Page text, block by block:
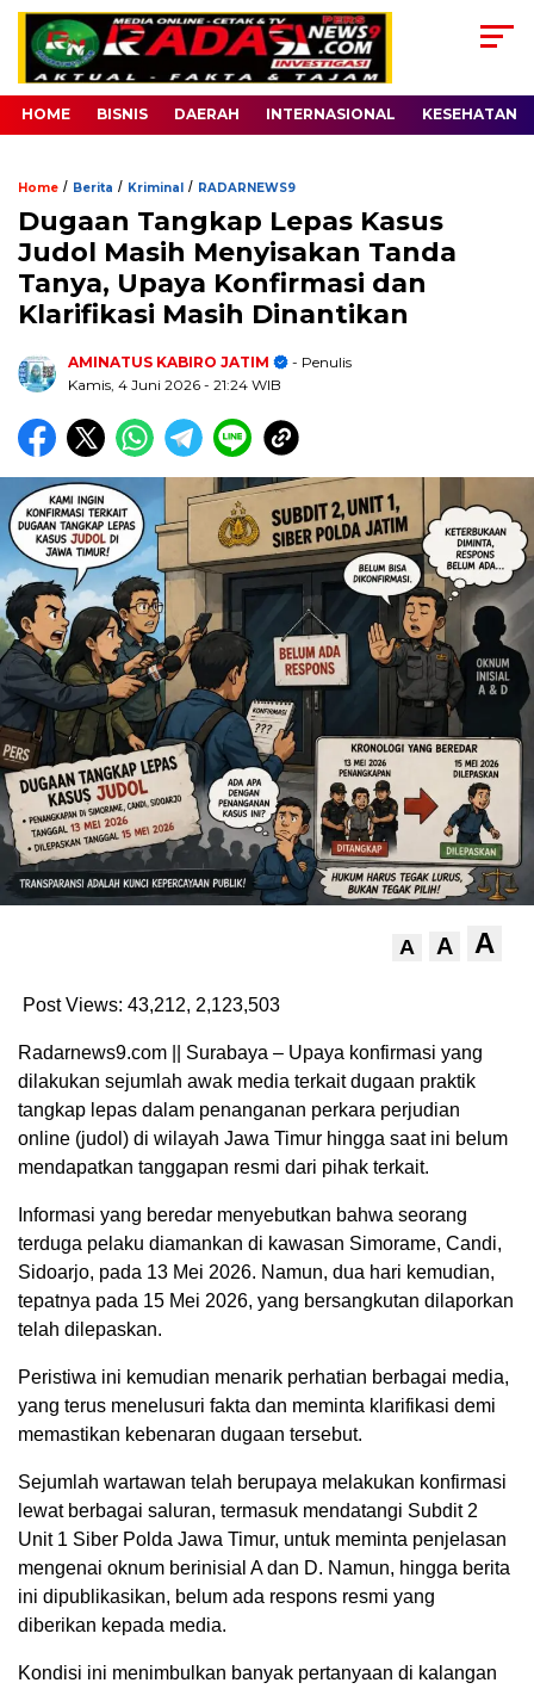
HOME BISNIS DAERAH INTERNASIONAL KESEHATAN
Home / Berita / Kriminal / RADARNEWS9
Dugaan Tangkap Lepas Kasus
Judol Masih Menyisakan Tanda
Tanya, Upaya Konfirmasi dan
Klarifikasi Masih Dinantikan
AMINATUS KABIRO JATIM
- Penulis
Kamis, 4 Juni 2026 - 21:24 WIB
A A A
Post Views: 43,212, 2,123,503
Radarnews9.com || Surabaya – Upaya konfirmasi yang
dilakukan sejumlah awak media terkait dugaan praktik
tangkap lepas dalam penanganan perkara perjudian
online (judol) di wilayah Jawa Timur hingga saat ini belum
mendapatkan tanggapan resmi dari pihak terkait.
Informasi yang beredar menyebutkan bahwa seorang
terduga pelaku diamankan di kawasan Simorame, Candi,
Sidoarjo, pada 13 Mei 2026. Namun, dua hari kemudian,
tepatnya pada 15 Mei 2026, yang bersangkutan dilaporkan
telah dilepaskan.
Peristiwa ini kemudian menarik perhatian berbagai media,
yang terus menelusuri fakta dan meminta klarifikasi demi
memastikan kebenaran dugaan tersebut.
Sejumlah wartawan telah berupaya melakukan konfirmasi
lewat berbagai saluran, termasuk mendatangi Subdit 2
Unit 1 Siber Polda Jawa Timur, untuk meminta penjelasan
mengenai oknum berinisial A dan D. Namun, hingga berita
ini dipublikasikan, belum ada respons resmi yang
diberikan kepada media.
Kondisi ini menimbulkan banyak pertanyaan di kalangan